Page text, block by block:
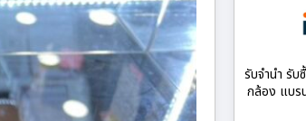
รับจำนำ รั
กล้อง แบร